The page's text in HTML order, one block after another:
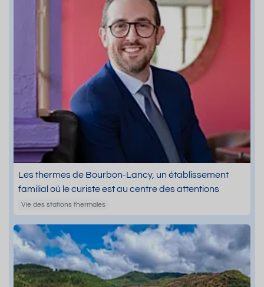
Les thermes de Bourbon-Lancy, un établissement
familial où le curiste est au centre des attentions
Vie des stations thermales